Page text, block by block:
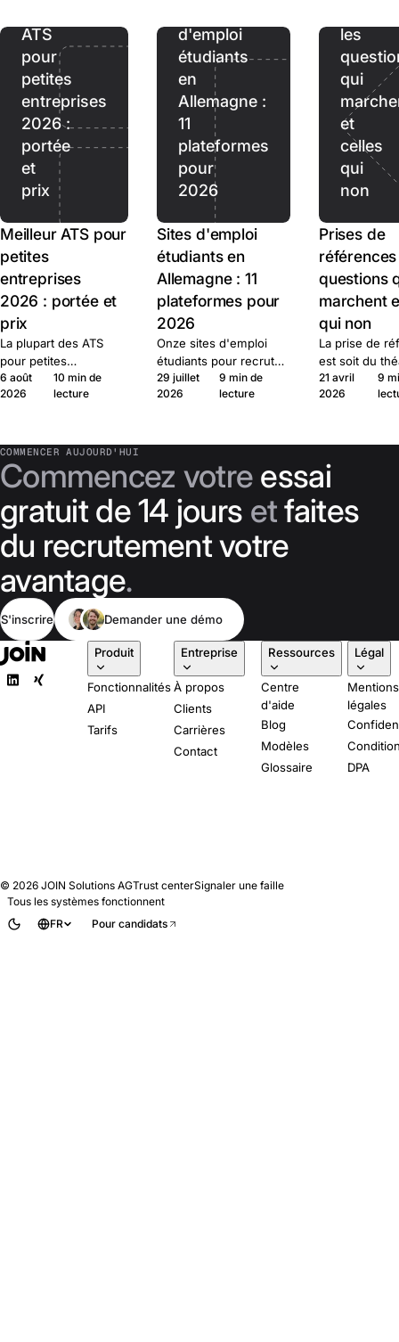
ATS
pour
petites
entreprises
2026 :
portée
et
prix
Meilleur ATS pour
petites
entreprises
2026 : portée et
prix
La plupart des ATS
pour petites
entreprises couvrent
les mêmes besoins de
l'engagement. Dix
outils comparés.
6 août
2026
10 min de
lecture
d'emploi
étudiants
en
Allemagne :
11
plateformes
pour
2026
Sites d'emploi
étudiants en
Allemagne : 11
plateformes pour
2026
Onze sites d'emploi
étudiants pour recruter
en Allemagne, plus les
offres universitaires. À
29 juillet
2026
9 min de
lecture
les
qui
et
celles
qui
non
Prises de
questions
marchent
qui non
La prise de
est soit du
du signal.
de questions
21 avril
2026
9
COMMENCER AUJOURD'HUI
Commencez votre essai
gratuit de 14 jours etfaites
du recrutement votre
avantage.
S'inscrire Demander une démo
Produit
Fonctionnalités
API
Tarifs
Entreprise
À propos
Clients
Carrières
Contact
Ressources
Centre
d'aide
Blog
Modèles
Glossaire
Légal
Mentions
légales
DPA
© 2026 JOIN Solutions AGTrust centerSignaler une faille
Tous les systèmes fonctionnent
FR
Pour candidats